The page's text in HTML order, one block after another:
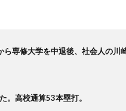
専修大学を中退後、社会人の川
。高校通算53本塁打。